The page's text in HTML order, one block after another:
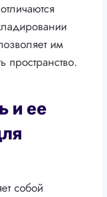
им
пространство.
и ее
собой